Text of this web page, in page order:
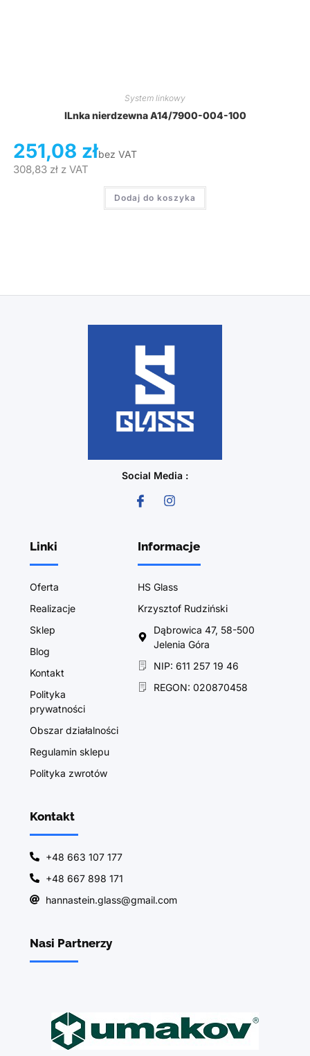
System linkowy
lLnka nierdzewna A14/7900-004-100
251,08 złbez VAT
308,83 złz VAT
Dodaj do koszyka
Social Media :
Linki
Oferta
Realizacje
Sklep
Blog
Kontakt
Polityka
prywatności
Obszar działalności
Regulamin sklepu
Polityka zwrotów
Informacje
HS Glass
Krzysztof Rudziński
Dąbrowica 47, 58-500
Jelenia Góra
NIP: 611 257 19 46
REGON: 020870458
Kontakt
+48 663 107 177
+48 667 898 171
hannastein.glass@gmail.com
Nasi Partnerzy